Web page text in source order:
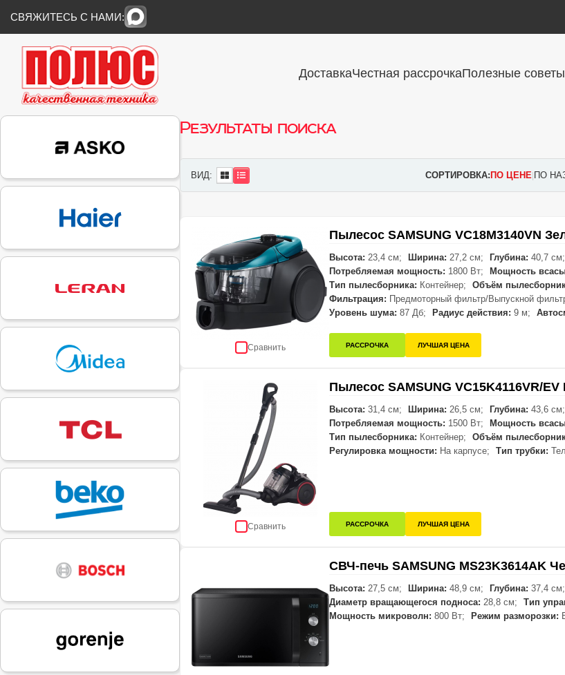
СВЯЖИТЕСЬ С НАМИ:
ДоставкаЧестная рассрочкаПолезные советы
Результаты поиска
ВИД: СОРТИРОВКА: ПО ЦЕНЕ| ПО
Сравнить
Пылесос SAMSUNG VC18M3140VN
Высота: 23,4 см; Ширина: 27,2 см; Глубина: 40,7 см;
Потребляемая мощность: 1800 Вт; Мощность
Тип пылесборника: Контейнер; Объём
Фильтрация: Предмоторный фильтр/Выпускной
Уровень шума: 87 Дб; Радиус действия: 9 м;
РАССРОЧКА ЛУЧШАЯ ЦЕНА
Сравнить
Пылесос SAMSUNG VC15K4116VR/
Высота: 31,4 см; Ширина: 26,5 см; Глубина: 43,6 см;
Потребляемая мощность: 1500 Вт; Мощность
Тип пылесборника: Контейнер; Объём
Регулировка мощности: На карпусе; Тип трубки:
РАССРОЧКА ЛУЧШАЯ ЦЕНА
СВЧ-печь SAMSUNG MS23K3614AK
Высота: 27,5 см; Ширина: 48,9 см; Глубина: 37,4 см;
Диаметр вращающегося подноса: 28,8 см; Тип
Мощность микроволн: 800 Вт; Режим разморозки: